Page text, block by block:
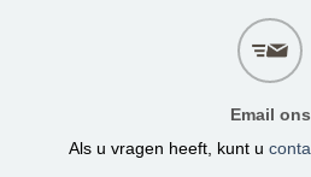
Email ons
Als u vragen heeft, kunt u